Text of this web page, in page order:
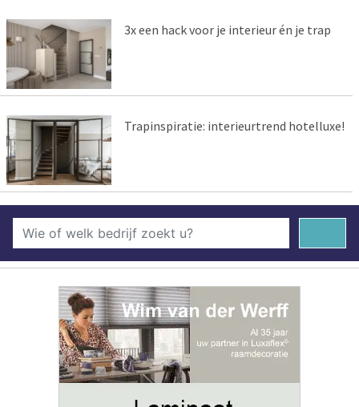
3x een hack voor je interieur én je trap
Trapinspiratie: interieurtrend hotelluxe!